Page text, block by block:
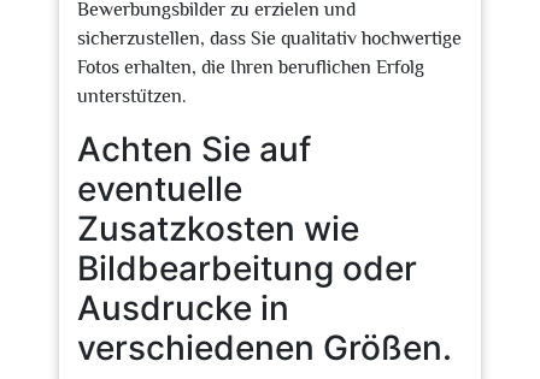
Bewerbungsbilder zu erzielen und
sicherzustellen, dass Sie qualitativ hochwertige
Fotos erhalten, die Ihren beruflichen Erfolg
unterstützen.
Achten Sie auf
eventuelle
Zusatzkosten wie
Bildbearbeitung oder
Ausdrucke in
verschiedenen Größen.